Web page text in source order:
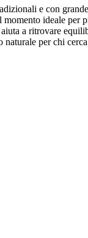
e con
ideale per
a ritrovare
per chi